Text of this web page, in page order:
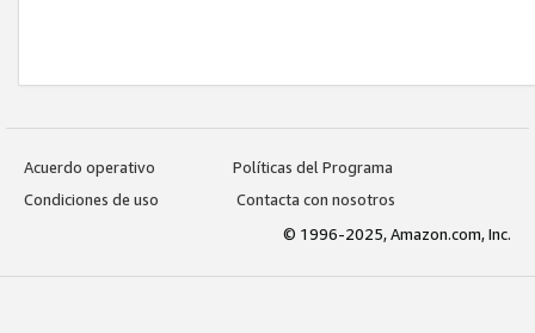
Acuerdo operativo
Políticas del Programa
Condiciones de uso
Contacta con nosotros
© 1996-2025, Amazon.com, Inc.